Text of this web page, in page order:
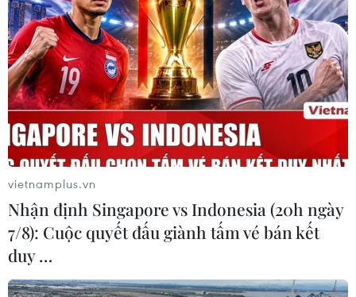
vietnamplus.vn
Nhận định Singapore vs Indonesia (20h ngày
7/8): Cuộc quyết đấu giành tấm vé bán kết
duy …